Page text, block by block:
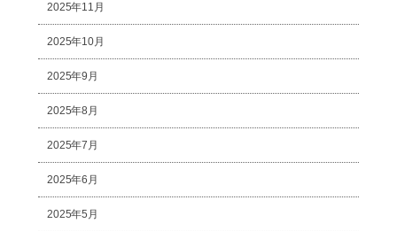
2025年11月
2025年10月
2025年9月
2025年8月
2025年7月
2025年6月
2025年5月